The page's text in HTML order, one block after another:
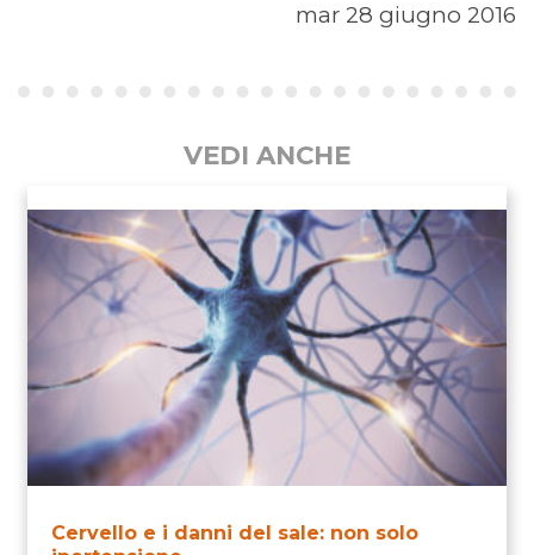
mar 28 giugno 2016
VEDI ANCHE
Cervello e i danni del sale: non solo